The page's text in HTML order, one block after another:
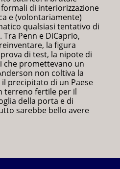
di interiorizzazione
e (volontariamente)
qualsiasi tentativo di
Penn e DiCaprio,
la figura
di test, la nipote di
promettevano un
non coltiva la
precipitato di un Paese
terreno fertile per il
della porta e di
sarebbe bello avere